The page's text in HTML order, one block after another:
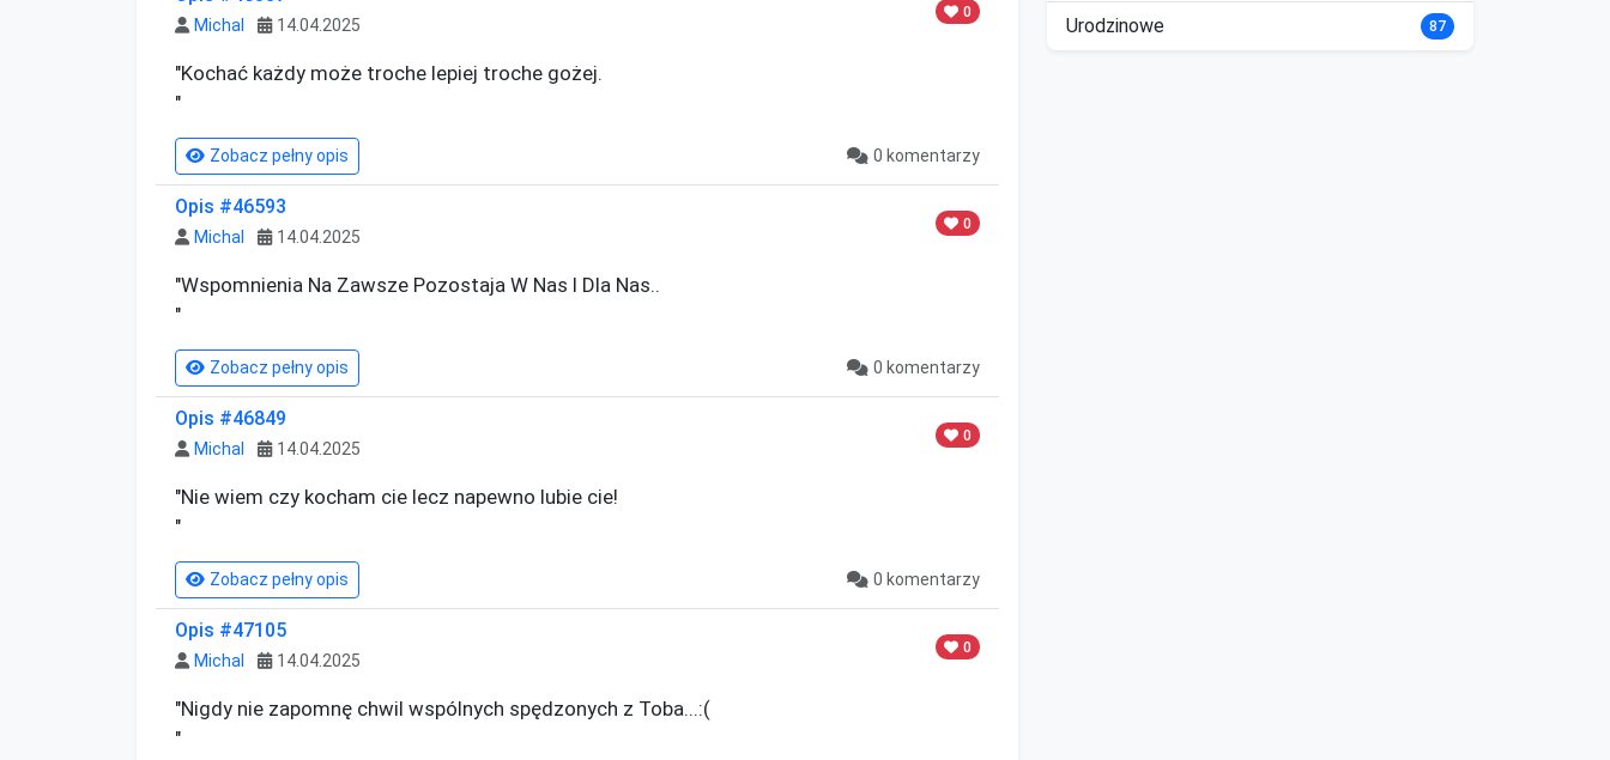
Michal 14.04.2025
0
"Kochać każdy może troche lepiej troche gożej.
"
Zobacz pełny opis 0 komentarzy
Opis #46593
Michal 14.04.2025
0
"Wspomnienia Na Zawsze Pozostaja W Nas I Dla Nas..
"
Zobacz pełny opis 0 komentarzy
Opis #46849
Michal 14.04.2025
0
"Nie wiem czy kocham cie lecz napewno lubie cie!
"
Zobacz pełny opis 0 komentarzy
Opis #47105
Michal 14.04.2025
0
"Nigdy nie zapomnę chwil wspólnych spędzonych z Toba...:(
"
Urodzinowe 87